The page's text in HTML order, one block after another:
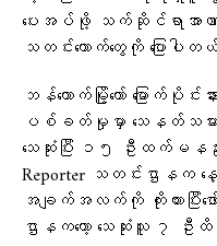
ပေးအပ်ဖို့ သက်ဆိုင်ရာအာဏ
သတင်း​ထောက်​တွေကို ​ပြောပါတ
ဘန်ကောက်မြို့တော် မြောက်ပိုင်း
ပစ်ခတ်မှုမှာ သေနတ်သမ
သေဆုံးပြီး ၁၅ ဦးထက်မ
Reporter သတင်းဌာန
အချက်အလက်ကို ကိုးကားပြီး​
ဌာနက​​တော့ ​သေဆုံးသူ ၇ ဦးထိ